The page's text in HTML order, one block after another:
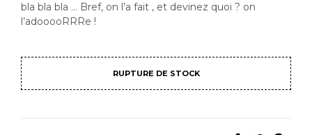
bla bla bla … Bref, on l’a fait , et devinez quoi ? on
l’adooooRRRe !
RUPTURE DE STOCK